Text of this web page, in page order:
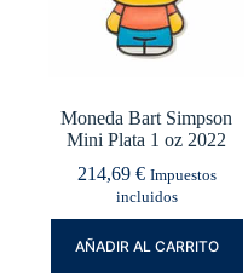
Moneda Bart Simpson
Mini Plata 1 oz 2022
214,69 € Impuestos
incluidos
AÑADIR AL CARRITO